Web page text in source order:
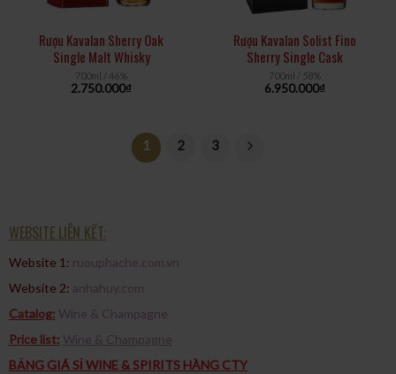
Rượu Kavalan Sherry Oak
Single Malt Whisky
700ml / 46%
2.750.000₫
Rượu Kavalan Solist Fino
Sherry Single Cask
700ml / 58%
6.950.000₫
1 2 3
WEBSITE LIÊN KẾT:
Website 1: ruouphache.com.vn
Website 2: anhahuy.com
Catalog: Wine & Champagne
Price list: Wine & Champagne
BẢNG GIÁ SỈ WINE & SPIRITS HÀNG CTY